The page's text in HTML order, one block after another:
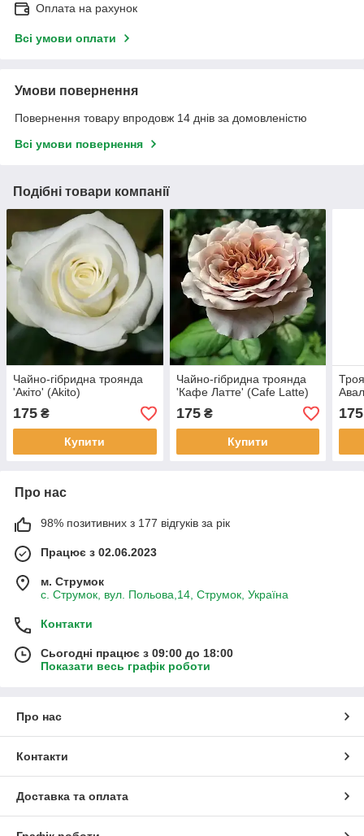
Оплата на рахунок
Всі умови оплати
Умови повернення
Повернення товару впродовж 14 днів за домовленістю
Всі умови повернення
Подібні товари компанії
Чайно-гібридна троянда
'Акіто' (Akito)
175 ₴
Купити
Чайно-гібридна троянда
'Кафе Латте' (Cafe Latte)
175₴
Купити
175
Про нас
98% позитивних з 177 відгуків за рік
Працює з 02.06.2023
м. Струмок
с. Струмок, вул. Польова,14, Струмок, Україна
Контакти
Сьогодні працює з 09:00 до 18:00
Показати весь графік роботи
Про нас
Контакти
Доставка та оплата